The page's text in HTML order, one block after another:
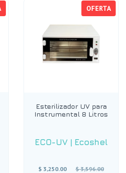
OFERTA
Esterilizador UV para
Instrumental 8 Litros
ECO-UV| Ecoshel
$ 3,250.00
Precio
$ 3,596.00